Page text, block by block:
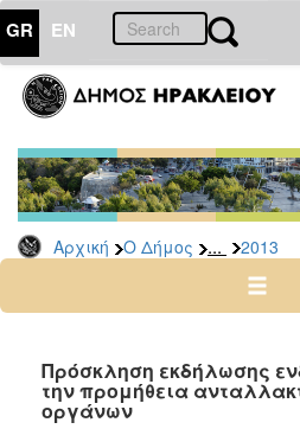
GR EN
Αρχική Ο Δήμος ... 2013
ΔΗΜΟΣ
Διακηρύξεις
-
Δημοπρασίες
Αρχείο
2025
2023
2022
Πρόσκληση εκδήλωσης
την προμήθεια
οργάνων